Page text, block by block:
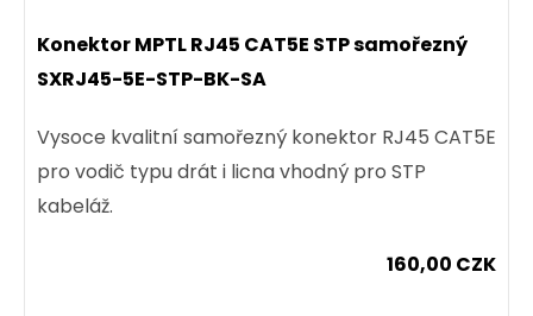
Konektor MPTL RJ45 CAT5E STP samořezný
SXRJ45-5E-STP-BK-SA
Vysoce kvalitní samořezný konektor RJ45 CAT5E
pro vodič typu drát i licna vhodný pro STP
kabeláž.
160,00 CZK